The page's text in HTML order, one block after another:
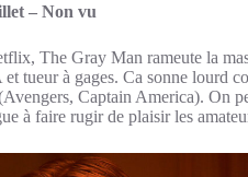
– Non vu
The Gray Man rameute la
tueur à gages. Ca sonne lourd
Captain America). On
à faire rugir de plaisir les